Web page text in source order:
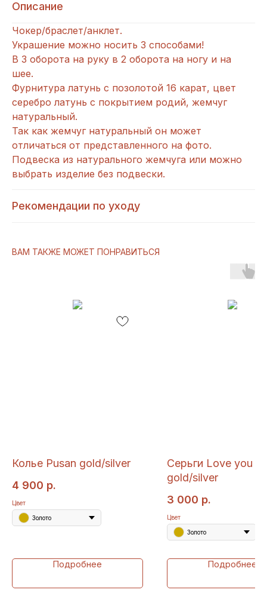
Описание
Чокер/браслет/анклет.
Украшение можно носить 3 способами!
В 3 оборота на руку в 2 оборота на ногу и на
шее.
Фурнитура латунь с позолотой 16 карат, цвет
серебро латунь с покрытием родий, жемчуг
натуральный.
Так как жемчуг натуральный он может
отличаться от представленного на фото.
Подвеска из натурального жемчуга или можно
выбрать изделие без подвески.
Рекомендации по уходу
ВАМ ТАКЖЕ МОЖЕТ ПОНРАВИТЬСЯ
Колье Pusan gold/silver
4 900 р.
Цвет
Золото
Подробнее
Серьги Love you
gold/silver
3 000 р.
Цвет
Золото
Подробнее